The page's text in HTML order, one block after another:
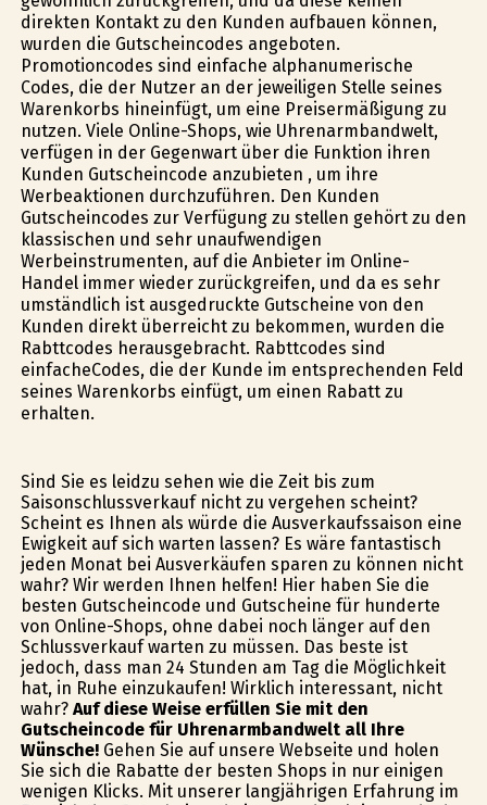
direkten Kontakt zu den Kunden aufbauen können,
wurden die Gutscheincodes angeboten.
Promotioncodes sind einfache alphanumerische
Codes, die der Nutzer an der jeweiligen Stelle seines
Warenkorbs hineinfügt, um eine Preisermäßigung zu
nutzen. Viele Online-Shops, wie Uhrenarmbandwelt,
verfügen in der Gegenwart über die Funktion ihren
Kunden Gutscheincode anzubieten , um ihre
Werbeaktionen durchzuführen. Den Kunden
Gutscheincodes zur Verfügung zu stellen gehört zu den
klassischen und sehr unaufwendigen
Werbeinstrumenten, auf die Anbieter im Online-
Handel immer wieder zurückgreifen, und da es sehr
umständlich ist ausgedruckte Gutscheine von den
Kunden direkt überreicht zu bekommen, wurden die
Rabttcodes herausgebracht. Rabttcodes sind
einfacheCodes, die der Kunde im entsprechenden Feld
seines Warenkorbs einfügt, um einen Rabatt zu
erhalten.
Sind Sie es leidzu sehen wie die Zeit bis zum
Saisonschlussverkauf nicht zu vergehen scheint?
Scheint es Ihnen als würde die Ausverkaufssaison eine
Ewigkeit auf sich warten lassen? Es wäre fantastisch
jeden Monat bei Ausverkäufen sparen zu können nicht
wahr? Wir werden Ihnen helfen! Hier haben Sie die
besten Gutscheincode und Gutscheine für hunderte
von Online-Shops, ohne dabei noch länger auf den
Schlussverkauf warten zu müssen. Das beste ist
jedoch, dass man 24 Stunden am Tag die Möglichkeit
hat, in Ruhe einzukaufen! Wirklich interessant, nicht
wahr? Auf diese Weise erfüllen Sie mit den
Gutscheincode für Uhrenarmbandwelt all Ihre
Wünsche!Gehen Sie auf unsere Webseite und holen
Sie sich die Rabatte der besten Shops in nur einigen
wenigen Klicks. Mit unserer langjährigen Erfahrung im